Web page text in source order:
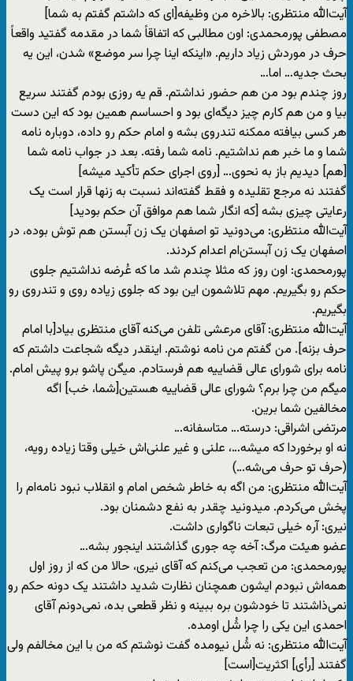
آیت‌الله منتظری: بالاخره من وظیفه[ای که داشتم گفتم به شما]
مصطفی پورمحمدی: اون مطالبی که اتفاقاً شما در مقدمه گفتید واقعاً
حرف در موردش زیاد داریم. «اینکه اینا چرا سر موضع» شدن، این یه
بحث جدیه… اما…
روز چندم بود من هم حضور نداشتم. قم یه روزی بودم گفتند سریع
بیا و من هم کارم چیز دیگه‌ای بود و احساسم همین بود که این دست
هر کسی بیافته ممکنه تندروی بشه و امام حکم رو داده، دوباره نامه
شما و ما خبر هم نداشتیم. نامه شما رفته. بعد در جواب نامه شما
[هم] دیدیم باز به نحوی… [روی اجرای حکم تأکید میشه]
گفتند نه مرجع تقلیده و فقط گفته‌اند نسبت به زنها قرار است یک
رعایتی چیزی بشه [که انگار شما هم موافق آن حکم بودید]
آیت‌الله منتظری: می‌دونید تو اصفهان یک زن آبستن هم توش بوده، در
اصفهان یک زن آبستن‌ام اعدام کردند.
پورمحمدی: اون روز که مثلا چندم شد ما که عُرضه نداشتیم جلوی
حکم رو بگیریم. مهم تلاشمون این بود که جلوی زیاده روی و تندروی رو
بگیریم.
آیت‌الله منتظری: آقای مرعشی تلفن می‌کنه آقای منتظری بیاد[با امام
حرف بزنه]. من گفتم من نامه نوشتم. اینقدر دیگه شجاعت داشتم که
نامه برای شورای عالی قضاییه هم فرستادم. میگن پاشو برو پیش امام.
میگم من چرا برم؟ شورای عالی قضاییه هستین[شما، خب] اگه
مخالفین شما برین.
مرتضی اشراقی: درسته… متاسفانه…
نه او برخوردا که میشه…، علنی و غیر علنی‌اش خیلی وقتا زیاده رویه،
(حرف تو حرف می‌شه…)
آیت‌الله منتظری: من اگه به خاطر شخص امام و انقلاب نبود نامه‌ام را
پخش می‌کردم. میدونید چقدر به نفع دشمنان بود.
نیری: آره خیلی تبعات ناگواری داشت.
عضو هیئت مرگ: آخه چه جوری گذاشتند اینجور بشه…
پورمحمدی: من تعجب می‌کنم که آقای نیری، حالا من که از روز اول
همه‌اش نبودم ایشون همچنان نظارت شدید داشتند یک دونه حکم رو
نمی‌ذاشتند تا خودشون بره ببینه و نظر قطعی بده، نمی‌دونم آقای
احمدی این یکی را چرا شُل اومده.
آیت‌الله منتظری: نه شُل نیومده گفت نوشتم که من با این مخالفم ولی
گفتند [رأی] اکثریت[است]